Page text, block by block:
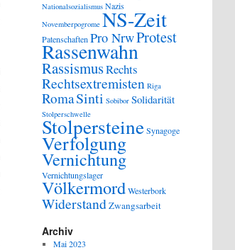
Nationalsozialismus Nazis
Novemberpogrome NS-Zeit
PatenschaftenPro NrwProtest
Rassenwahn
RassismusRechts
Rechtsextremisten Riga
RomaSinti Sobibor Solidarität
Stolperschwelle
StolpersteineSynagoge
Verfolgung
Vernichtung
Vernichtungslager
VölkermordWesterbork
WiderstandZwangsarbeit
Archiv
Mai 2023